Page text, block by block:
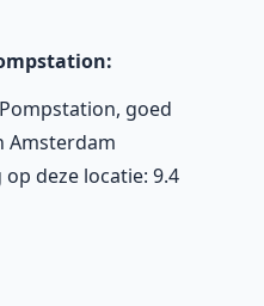
goed
Amsterdam
deze locatie: 9.4